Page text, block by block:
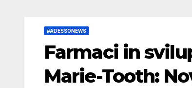
#ADESSONEWS
Farmaci in
Marie-Tooth: